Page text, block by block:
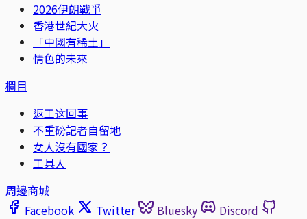
2026伊朗戰爭
香港世紀大火
「中國有稀土」
情色的未來
欄目
返工这回事
不重磅記者自留地
女人沒有國家？
工具人
周邊商城
Facebook
Twitter Bluesky
Discord